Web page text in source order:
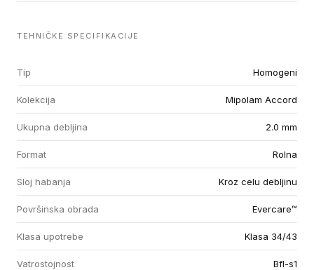
TEHNIČKE SPECIFIKACIJE
Tip Homogeni
Kolekcija Mipolam Accord
Ukupna debljina 2.0 mm
Format Rolna
Sloj habanja Kroz celu debljinu
Površinska obrada Evercare™
Klasa upotrebe Klasa 34/43
Vatrostojnost Bfl-s1